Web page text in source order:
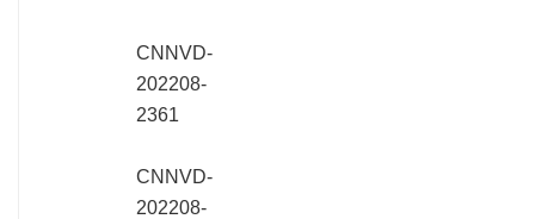
CNNVD-
202208-
2361
CNNVD-
202208-